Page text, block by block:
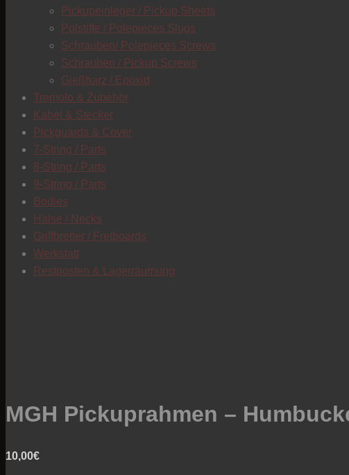
Pickupeinleger / Pickup Sheets
Polstifte / Polepieces Slugs
Schrauben/ Polepieces Screws
Schrauben / Pickup Screws
Gießharz / Epoxid
Tremolo & Zubehör
Kabel & Stecker
Pickguards & Cover
7-String / Parts
8-String / Parts
9-String / Parts
Bodies
Hälse / Necks
Griffbretter / Fretboards
Werkstatt
Restposten & Lagerräumung
MGH Pickuprahmen –
10,00€